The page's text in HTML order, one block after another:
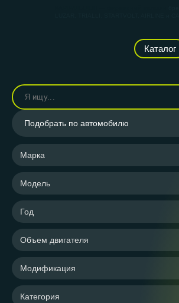
Каталог
Подобрать по автомобилю
Марка
Модель
Год
Объем двигателя
Модификация
Категория